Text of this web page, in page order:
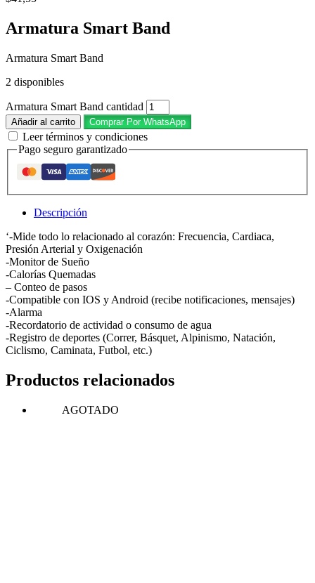
Armatura Smart Band
Armatura Smart Band
2 disponibles
Armatura Smart Band cantidad
Añadir al carrito Comprar Por WhatsApp
Leer términos y condiciones
Pago seguro garantizado
Descripción
‘-Mide todo lo relacionado al corazón: Frecuencia, Cardiaca,
Presión Arterial y Oxigenación
-Monitor de Sueño
-Calorías Quemadas
– Conteo de pasos
-Compatible con IOS y Android (recibe notificaciones, mensajes)
-Alarma
-Recordatorio de actividad o consumo de agua
-Registro de deportes (Correr, Básquet, Alpinismo, Natación,
Ciclismo, Caminata, Futbol, etc.)
Productos relacionados
AGOTADO